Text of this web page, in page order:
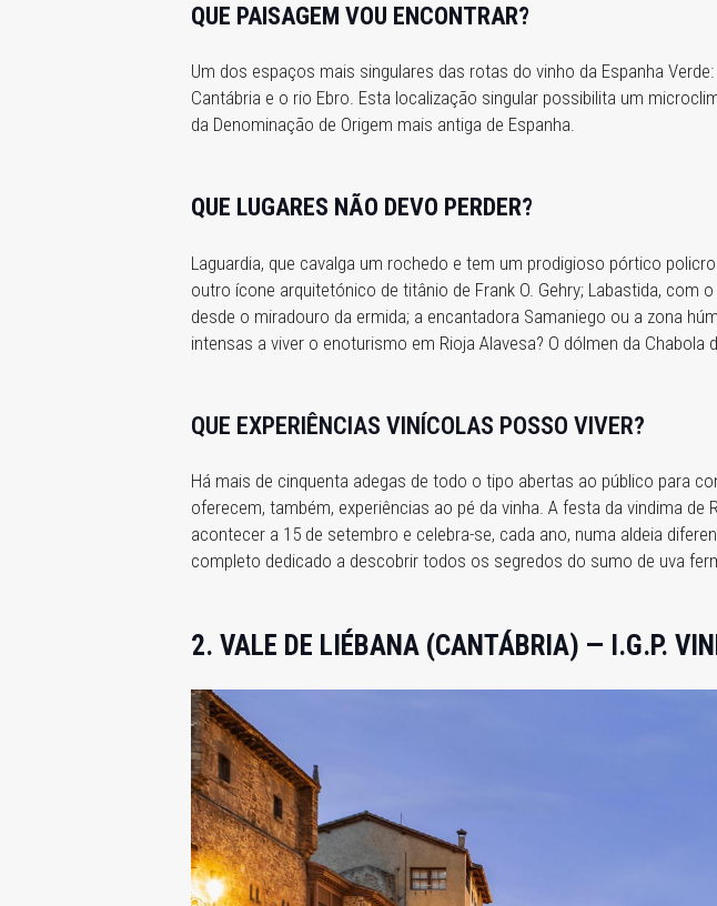
QUE PAISAGEM VOU ENCONTRAR?
Um dos espaços mais singulares das rotas do vinho da Espanha
Cantábria e o rio Ebro. Esta localização singular possibilita um
da Denominação de Origem mais antiga de Espanha.
QUE LUGARES NÃO DEVO PERDER?
Laguardia, que cavalga um rochedo e tem um prodigioso pórtico
outro ícone arquitetónico de titânio de Frank O. Gehry; Labastida,
desde o miradouro da ermida; a encantadora Samaniego ou a zona
intensas a viver o enoturismo em Rioja Alavesa? O dólmen da Chabola
QUE EXPERIÊNCIAS VINÍCOLAS POSSO VIVER?
Há mais de cinquenta adegas de todo o tipo abertas ao público para
oferecem, também, experiências ao pé da vinha. A festa da vindima
acontecer a 15 de setembro e celebra-se, cada ano, numa aldeia
completo dedicado a descobrir todos os segredos do sumo de uva
2. VALE DE LIÉBANA (CANTÁBRIA) — I.G.P.